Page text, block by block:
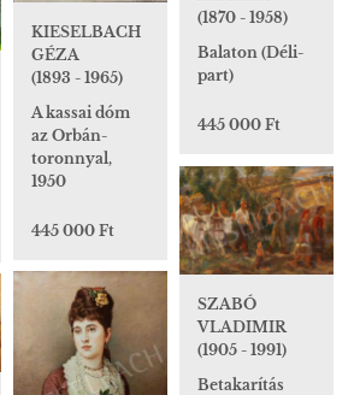
KIESELBACH
GÉZA
(1893 - 1965)
A kassai dóm
az Orbán-
toronnyal,
1950
445 000 Ft
(1870 - 1958)
Balaton (Déli-
part)
445 000 Ft
SZABÓ
VLADIMIR
(1905 - 1991)
Betakarítás